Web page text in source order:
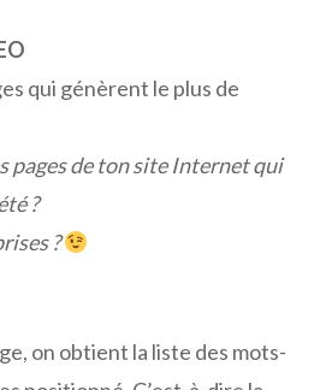
qui génèrent le plus de
pages de ton site Internet qui
?
?
on obtient la liste des mots-